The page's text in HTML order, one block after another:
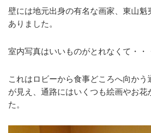
壁には地元出身の有名な画家、東山魁
ありました。
室内写真はいいものがとれなくて・・
これはロビーから食事どころへ向かう
が見え、通路にはいくつも絵画やお花
た。